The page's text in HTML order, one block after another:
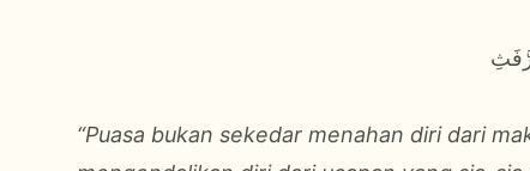
“Puasa bukan sekedar menahan diri dari